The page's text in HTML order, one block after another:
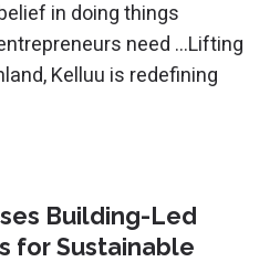
in doing things
need ...Lifting
Kelluu is redefining
Building-Led
for Sustainable